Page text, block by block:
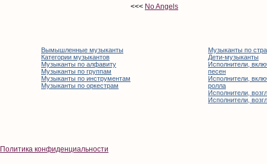
<<< No Angels
Вымышленные музыканты
Категории музыкантов
Музыканты по алфавиту
Музыканты по группам
Музыканты по инструментам
Музыканты по оркестрам
Музыканты по
Дети-музыканты
Исполнители,
песен
Исполнители,
ролла
Исполнители,
Исполнители,
Политика конфиденциальности